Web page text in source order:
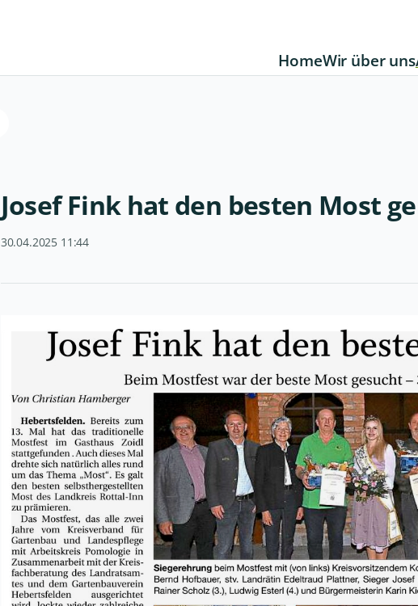
HomeWir über uns
Josef Fink hat den besten Most
30.04.2025 11:44